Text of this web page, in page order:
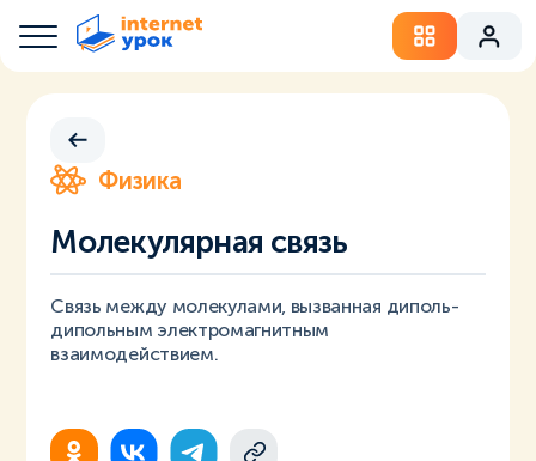
Физика
Молекулярная связь
Связь между молекулами, вызванная диполь-
дипольным электромагнитным
взаимодействием.